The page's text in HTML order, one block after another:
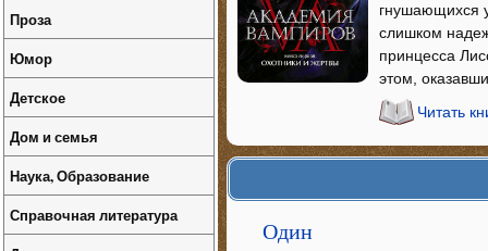
гнушающихся
слишком
принцесса
этом,
Читать
Один
Проза
Юмор
Детское
Дом и семья
Наука, Образование
Справочная литература